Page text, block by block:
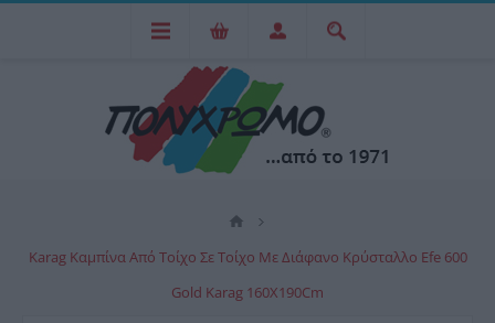
Karag Καμπίνα Από Τοίχο Σε Τοίχο Με Διάφανο Κρύσταλλο Efe 600
Gold Karag 160X190Cm